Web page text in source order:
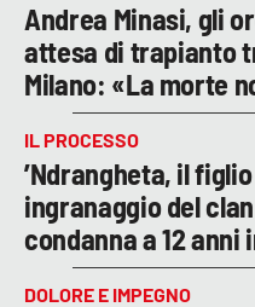
Andrea Minasi, gli
attesa di trapianto
Milano: «La morte
IL PROCESSO
’Ndrangheta, il
ingranaggio del
condanna a 12 anni
DOLORE E IMPEGNO